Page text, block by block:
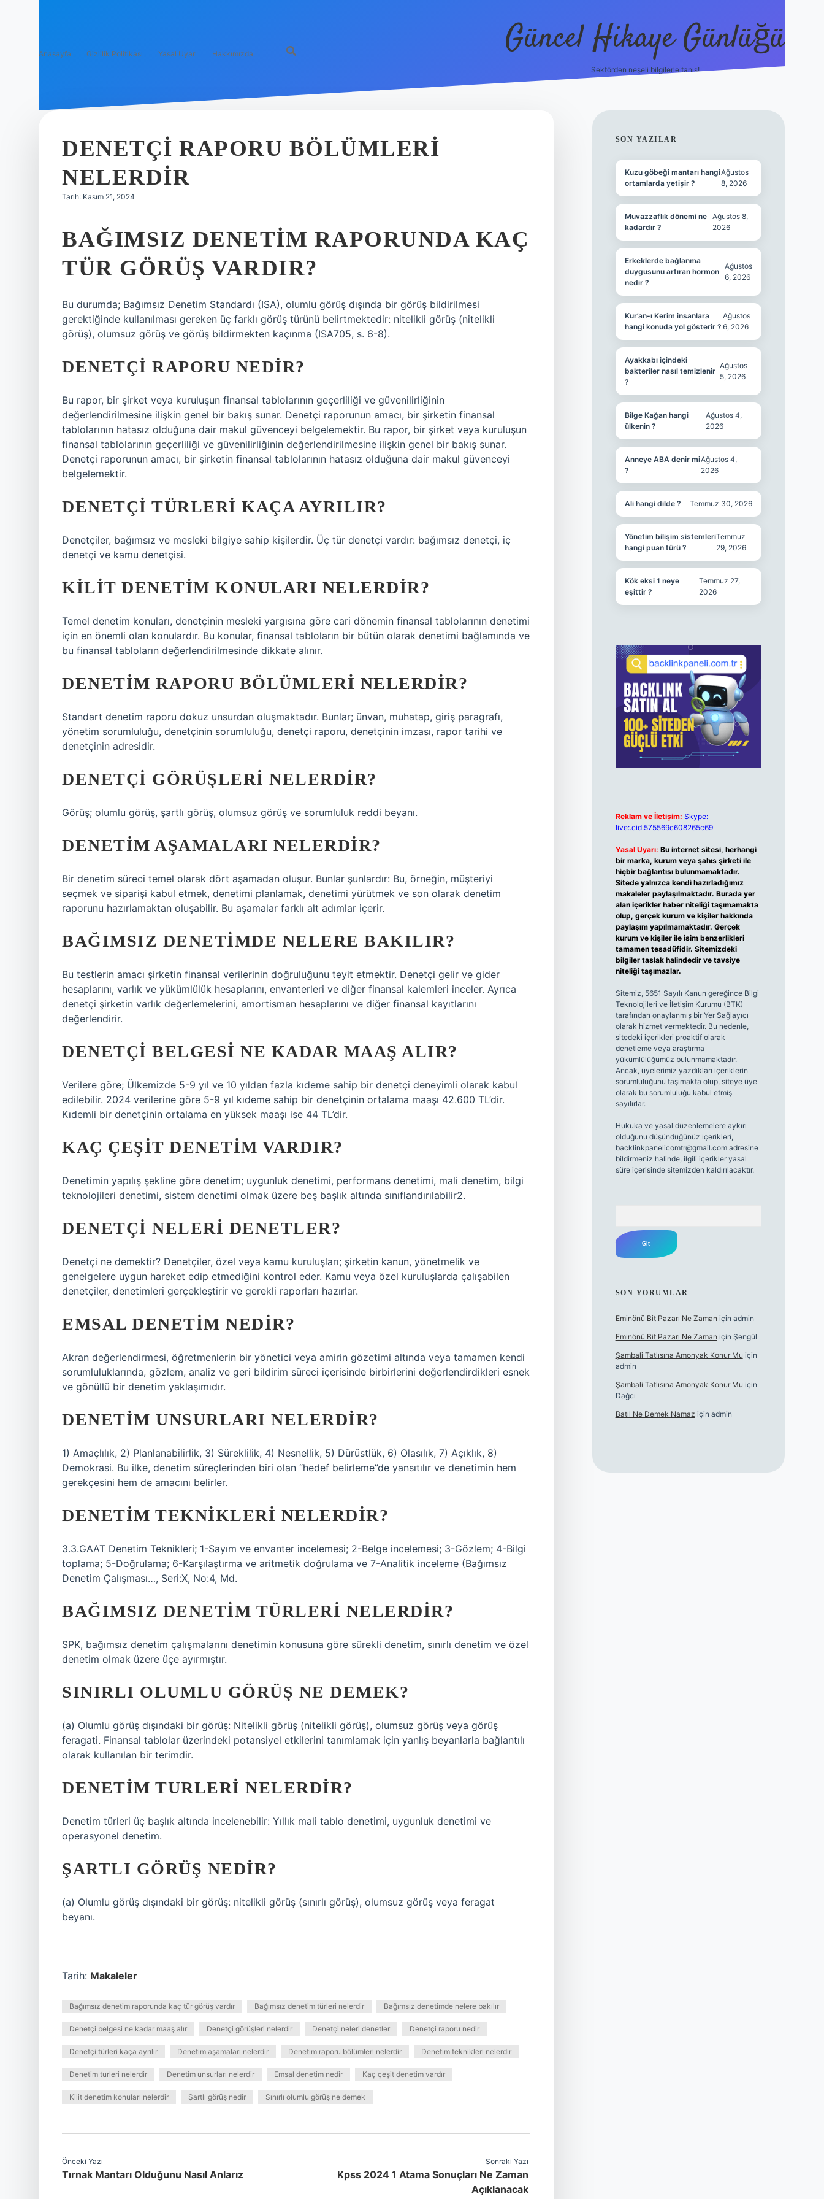
Anasayfa Gizlilik Politikası Yasal Uyarı Hakkımızda Güncel Hikaye Günlüğü
Sektörden neşeli bilgilerle tanış!
DENETÇI RAPORU BÖLÜMLERI
NELERDIR
Tarih: Kasım 21, 2024
BAĞIMSIZ DENETIM RAPORUNDA KAÇ
TÜR GÖRÜŞ VARDIR?
Bu durumda; Bağımsız Denetim Standardı (ISA), olumlu görüş dışında bir görüş bildirilmesi
gerektiğinde kullanılması gereken üç farklı görüş türünü belirtmektedir: nitelikli görüş (nitelikli
görüş), olumsuz görüş ve görüş bildirmekten kaçınma (ISA705, s. 6-8).
DENETÇI RAPORU NEDIR?
Bu rapor, bir şirket veya kuruluşun finansal tablolarının geçerliliği ve güvenilirliğinin
değerlendirilmesine ilişkin genel bir bakış sunar. Denetçi raporunun amacı, bir şirketin finansal
tablolarının hatasız olduğuna dair makul güvenceyi belgelemektir. Bu rapor, bir şirket veya kuruluşun
finansal tablolarının geçerliliği ve güvenilirliğinin değerlendirilmesine ilişkin genel bir bakış sunar.
Denetçi raporunun amacı, bir şirketin finansal tablolarının hatasız olduğuna dair makul güvenceyi
belgelemektir.
DENETÇI TÜRLERI KAÇA AYRILIR?
Denetçiler, bağımsız ve mesleki bilgiye sahip kişilerdir. Üç tür denetçi vardır: bağımsız denetçi, iç
denetçi ve kamu denetçisi.
KILIT DENETIM KONULARI NELERDIR?
Temel denetim konuları, denetçinin mesleki yargısına göre cari dönemin finansal tablolarının denetimi
için en önemli olan konulardır. Bu konular, finansal tabloların bir bütün olarak denetimi bağlamında ve
bu finansal tabloların değerlendirilmesinde dikkate alınır.
DENETIM RAPORU BÖLÜMLERI NELERDIR?
Standart denetim raporu dokuz unsurdan oluşmaktadır. Bunlar; ünvan, muhatap, giriş paragrafı,
yönetim sorumluluğu, denetçinin sorumluluğu, denetçi raporu, denetçinin imzası, rapor tarihi ve
denetçinin adresidir.
DENETÇI GÖRÜŞLERI NELERDIR?
Görüş; olumlu görüş, şartlı görüş, olumsuz görüş ve sorumluluk reddi beyanı.
DENETIM AŞAMALARI NELERDIR?
Bir denetim süreci temel olarak dört aşamadan oluşur. Bunlar şunlardır: Bu, örneğin, müşteriyi
seçmek ve siparişi kabul etmek, denetimi planlamak, denetimi yürütmek ve son olarak denetim
raporunu hazırlamaktan oluşabilir. Bu aşamalar farklı alt adımlar içerir.
BAĞIMSIZ DENETIMDE NELERE BAKILIR?
Bu testlerin amacı şirketin finansal verilerinin doğruluğunu teyit etmektir. Denetçi gelir ve gider
hesaplarını, varlık ve yükümlülük hesaplarını, envanterleri ve diğer finansal kalemleri inceler. Ayrıca
denetçi şirketin varlık değerlemelerini, amortisman hesaplarını ve diğer finansal kayıtlarını
değerlendirir.
DENETÇI BELGESI NE KADAR MAAŞ ALIR?
Verilere göre; Ülkemizde 5-9 yıl ve 10 yıldan fazla kıdeme sahip bir denetçi deneyimli olarak kabul
edilebilir. 2024 verilerine göre 5-9 yıl kıdeme sahip bir denetçinin ortalama maaşı 42.600 TL’dir.
Kıdemli bir denetçinin ortalama en yüksek maaşı ise 44 TL’dir.
KAÇ ÇEŞIT DENETIM VARDIR?
Denetimin yapılış şekline göre denetim; uygunluk denetimi, performans denetimi, mali denetim, bilgi
teknolojileri denetimi, sistem denetimi olmak üzere beş başlık altında sınıflandırılabilir2.
DENETÇI NELERI DENETLER?
Denetçi ne demektir? Denetçiler, özel veya kamu kuruluşları; şirketin kanun, yönetmelik ve
genelgelere uygun hareket edip etmediğini kontrol eder. Kamu veya özel kuruluşlarda çalışabilen
denetçiler, denetimleri gerçekleştirir ve gerekli raporları hazırlar.
EMSAL DENETIM NEDIR?
Akran değerlendirmesi, öğretmenlerin bir yönetici veya amirin gözetimi altında veya tamamen kendi
sorumluluklarında, gözlem, analiz ve geri bildirim süreci içerisinde birbirlerini değerlendirdikleri esnek
ve gönüllü bir denetim yaklaşımıdır.
DENETIM UNSURLARI NELERDIR?
1) Amaçlılık, 2) Planlanabilirlik, 3) Süreklilik, 4) Nesnellik, 5) Dürüstlük, 6) Olasılık, 7) Açıklık, 8)
Demokrasi. Bu ilke, denetim süreçlerinden biri olan “hedef belirleme”de yansıtılır ve denetimin hem
gerekçesini hem de amacını belirler.
DENETIM TEKNIKLERI NELERDIR?
3.3.GAAT Denetim Teknikleri; 1-Sayım ve envanter incelemesi; 2-Belge incelemesi; 3-Gözlem; 4-Bilgi
toplama; 5-Doğrulama; 6-Karşılaştırma ve aritmetik doğrulama ve 7-Analitik inceleme (Bağımsız
Denetim Çalışması…, Seri:X, No:4, Md.
BAĞIMSIZ DENETIM TÜRLERI NELERDIR?
SPK, bağımsız denetim çalışmalarını denetimin konusuna göre sürekli denetim, sınırlı denetim ve özel
denetim olmak üzere üçe ayırmıştır.
SINIRLI OLUMLU GÖRÜŞ NE DEMEK?
(a) Olumlu görüş dışındaki bir görüş: Nitelikli görüş (nitelikli görüş), olumsuz görüş veya görüş
feragati. Finansal tablolar üzerindeki potansiyel etkilerini tanımlamak için yanlış beyanlarla bağlantılı
olarak kullanılan bir terimdir.
DENETIM TURLERI NELERDIR?
Denetim türleri üç başlık altında incelenebilir: Yıllık mali tablo denetimi, uygunluk denetimi ve
operasyonel denetim.
ŞARTLI GÖRÜŞ NEDIR?
(a) Olumlu görüş dışındaki bir görüş: nitelikli görüş (sınırlı görüş), olumsuz görüş veya feragat
beyanı.
Tarih: Makaleler
Bağımsız denetim raporunda kaç tür görüş vardır Bağımsız denetim türleri nelerdir Bağımsız denetimde nelere bakılır
Denetçi belgesi ne kadar maaş alır Denetçi görüşleri nelerdir Denetçi neleri denetler Denetçi raporu nedir
Denetçi türleri kaça ayrılır Denetim aşamaları nelerdir Denetim raporu bölümleri nelerdir Denetim teknikleri nelerdir
Denetim turleri nelerdir Denetim unsurları nelerdir Emsal denetim nedir Kaç çeşit denetim vardır
Kilit denetim konuları nelerdir Şartlı görüş nedir Sınırlı olumlu görüş ne demek
Önceki Yazı
Tırnak Mantarı Olduğunu Nasıl Anlarız
Sonraki Yazı
Kpss 2024 1 Atama Sonuçları Ne Zaman
Açıklanacak
SIDEBAR
SON YAZILAR
Kuzu göbeği mantarı hangi
ortamlarda yetişir ?
Ağustos
8, 2026
Muvazzaflık dönemi ne
kadardır ?
Ağustos 8,
2026
Erkeklerde bağlanma
duygusunu artıran hormon
nedir ?
Ağustos
6, 2026
Kur’an-ı Kerim insanlara
hangi konuda yol gösterir ?
Ağustos
6, 2026
Ayakkabı içindeki
bakteriler nasıl temizlenir
?
Ağustos
5, 2026
Bilge Kağan hangi
ülkenin ?
Ağustos 4,
2026
Anneye ABA denir mi
?
Ağustos 4,
2026
Ali hangi dilde ? Temmuz 30, 2026
Yönetim bilişim sistemleri
hangi puan türü ?
Temmuz
29, 2026
Kök eksi 1 neye
eşittir ?
Temmuz 27,
2026
Reklam ve İletişim: Skype:
live:.cid.575569c608265c69
Yasal Uyarı: Bu internet sitesi, herhangi
bir marka, kurum veya şahıs şirketi ile
hiçbir bağlantısı bulunmamaktadır.
Sitede yalnızca kendi hazırladığımız
makaleler paylaşılmaktadır. Burada yer
alan içerikler haber niteliği taşımamakta
olup, gerçek kurum ve kişiler hakkında
paylaşım yapılmamaktadır. Gerçek
kurum ve kişiler ile isim benzerlikleri
tamamen tesadüfidir. Sitemizdeki
bilgiler taslak halindedir ve tavsiye
niteliği taşımazlar.
Sitemiz, 5651 Sayılı Kanun gereğince Bilgi
Teknolojileri ve İletişim Kurumu (BTK)
tarafından onaylanmış bir Yer Sağlayıcı
olarak hizmet vermektedir. Bu nedenle,
sitedeki içerikleri proaktif olarak
denetleme veya araştırma
yükümlülüğümüz bulunmamaktadır.
Ancak, üyelerimiz yazdıkları içeriklerin
sorumluluğunu taşımakta olup, siteye üye
olarak bu sorumluluğu kabul etmiş
sayılırlar.
Hukuka ve yasal düzenlemelere aykırı
olduğunu düşündüğünüz içerikleri,
backlinkpanelicomtr@gmail.comadresine
bildirmeniz halinde, ilgili içerikler yasal
süre içerisinde sitemizden kaldırılacaktır.
SON YORUMLAR
Eminönü Bit Pazarı Ne Zaman için admin
Eminönü Bit Pazarı Ne Zaman için Şengül
Şambali Tatlısına Amonyak Konur Mu için
admin
Şambali Tatlısına Amonyak Konur Mu için
Dağcı
Batıl Ne Demek Namaz için admin
https://